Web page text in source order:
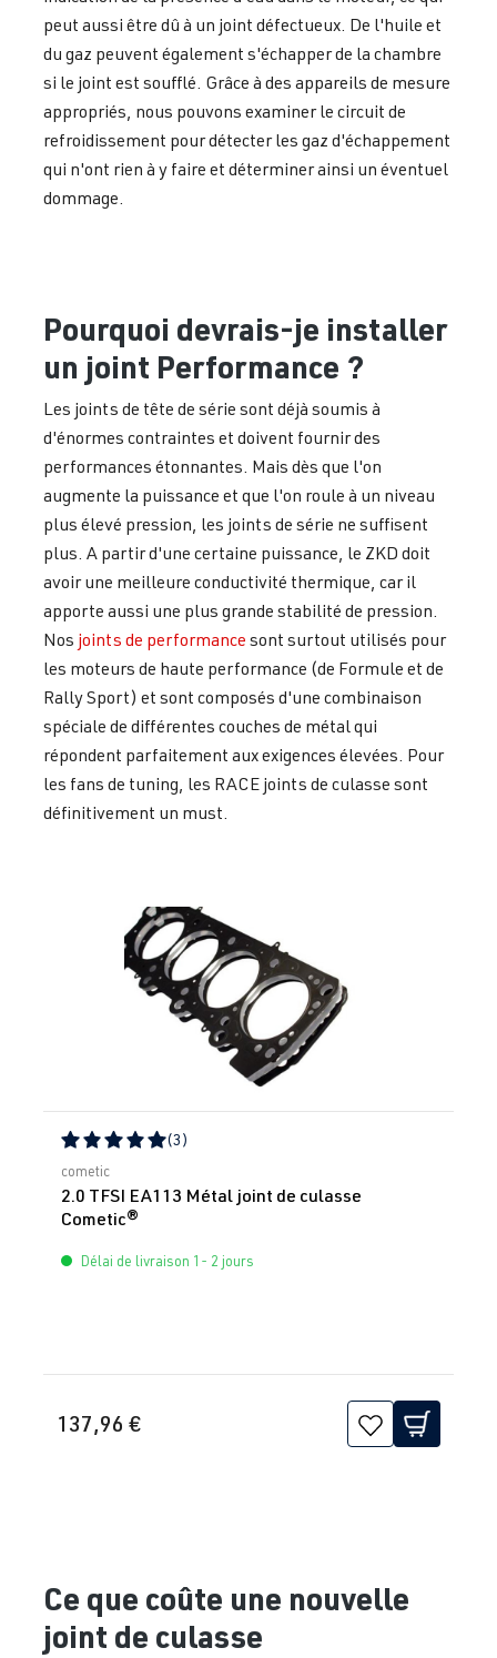
peut aussi être dû à un joint défectueux. De l'huile et
du gaz peuvent également s'échapper de la chambre
si le joint est soufflé. Grâce à des appareils de mesure
appropriés, nous pouvons examiner le circuit de
refroidissement pour détecter les gaz d'échappement
qui n'ont rien à y faire et déterminer ainsi un éventuel
dommage.
Pourquoi devrais-je installer
un joint Performance ?
Les joints de tête de série sont déjà soumis à
d'énormes contraintes et doivent fournir des
performances étonnantes. Mais dès que l'on
augmente la puissance et que l'on roule à un niveau
plus élevé pression, les joints de série ne suffisent
plus. A partir d'une certaine puissance, le ZKD doit
avoir une meilleure conductivité thermique, car il
apporte aussi une plus grande stabilité de pression.
Nos joints de performance sont surtout utilisés pour
les moteurs de haute performance (de Formule et de
Rally Sport) et sont composés d'une combinaison
spéciale de différentes couches de métal qui
répondent parfaitement aux exigences élevées. Pour
les fans de tuning, les RACE joints de culasse sont
définitivement un must.
Note moyenne de 5 sur 5 étoiles
(3)
cometic
2.0 TFSI EA113 Métal joint de culasse
Cometic®
Délai de livraison 1- 2 jours
137,96 €
Ce que coûte une nouvelle
joint de culasse